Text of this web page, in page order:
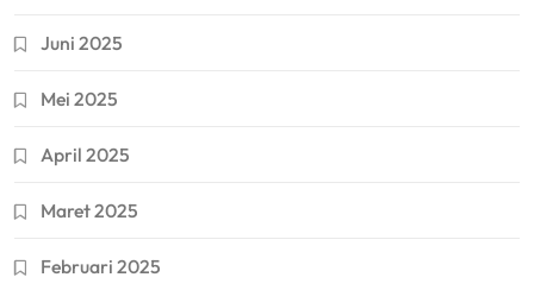
Juni 2025
Mei 2025
April 2025
Maret 2025
Februari 2025